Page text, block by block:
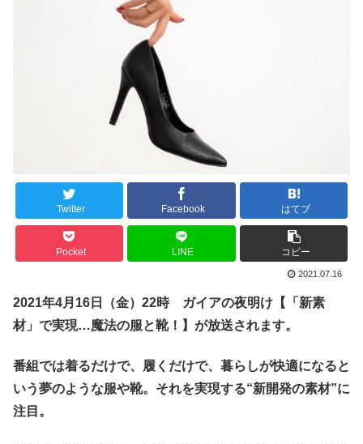
Twitter Facebook はてブ
Pocket LINE コピー
2021.07.16
2021年4月16日（金）22時 ガイアの夜明け【「新素
材」で実現…魔法の服と靴！】が放送されます。
番組では着るだけで、履くだけで、暮らしが快適になると
いう夢のような服や靴。それを実現する“新開発の素材”に
注目。